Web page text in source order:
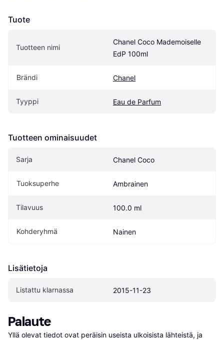
Tuote
Tuotteen nimi
Chanel Coco Mademoiselle
EdP 100ml
Brändi Chanel
Tyyppi Eau de Parfum
Tuotteen ominaisuudet
Sarja Chanel Coco
Tuoksuperhe Ambrainen
Tilavuus 100.0 ml
Kohderyhmä Nainen
Lisätietoja
Listattu klarnassa 2015-11-23
Palaute
Yllä olevat tiedot ovat peräisin useista ulkoisista lähteistä, ja